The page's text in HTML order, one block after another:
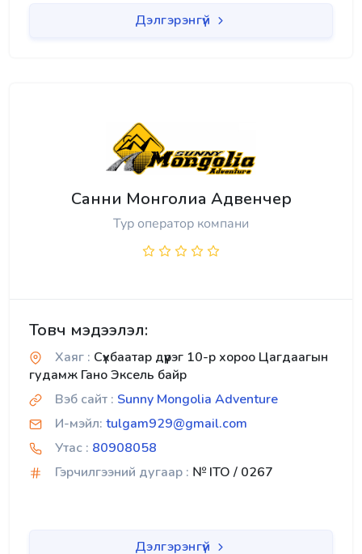
Дэлгэрэнгүй
Санни Монголиа Адвенчер
Тур оператор компани
Товч мэдээлэл:
Хаяг : Сүхбаатар дүүрэг 10-р хороо Цагдаагын
гудамж Гано Эксель байр
Вэб сайт : Sunny Mongolia Adventure
И-мэйл: tulgam929@gmail.com
Утас : 80908058
Гэрчилгээний дугаар : № ITO / 0267
Дэлгэрэнгүй